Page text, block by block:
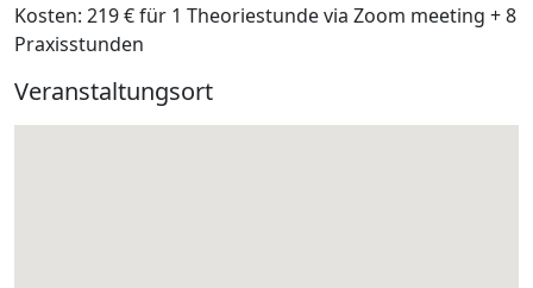
Kosten: 219 € für 1 Theoriestunde via Zoom meeting + 8
Praxisstunden
Veranstaltungsort